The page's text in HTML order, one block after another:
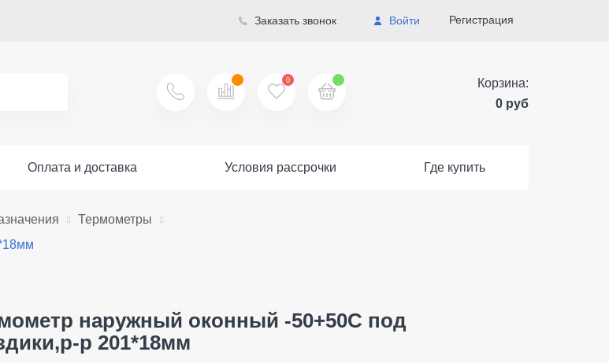
Заказать звонок Войти Регистрация
0
Корзина:
0 руб
Оплата и доставка Условия рассрочки Где купить
Термометры
наружный оконный -50+50C под
р 201*18мм